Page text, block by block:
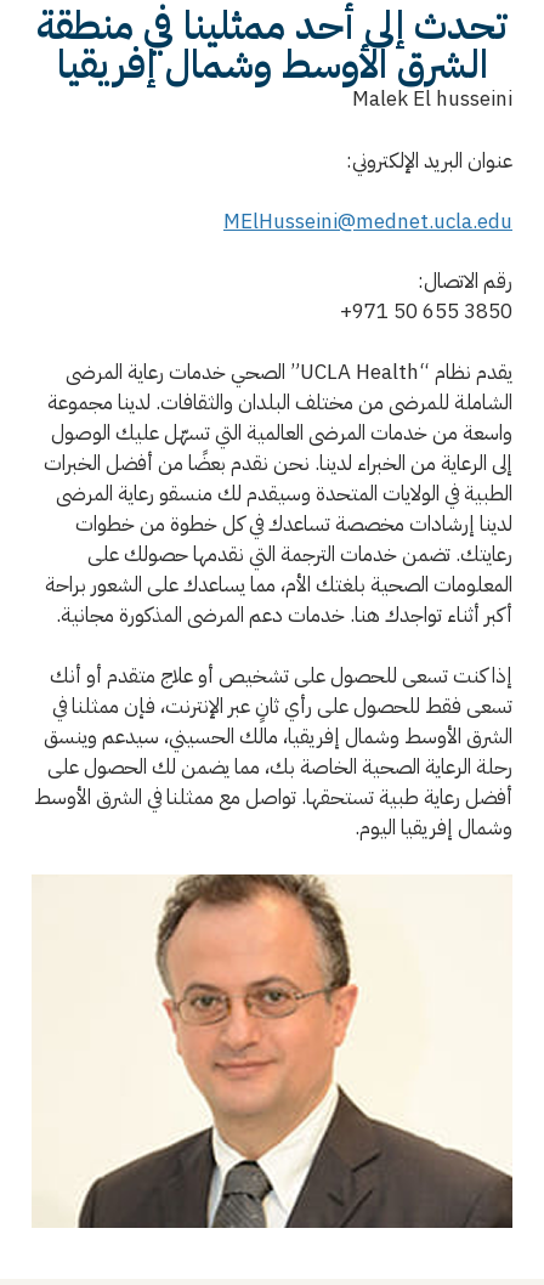
تحدث إلى أحد ممثلينا في منطقة
الشرق الأوسط وشمال إفريقيا
Malek El husseini
عنوان البريد الإلكتروني:
MElHusseini@mednet.ucla.edu
رقم الاتصال:
+971 50 655 3850
يقدم نظام “UCLA Health” الصحي خدمات رعاية المرضى
الشاملة للمرضى من مختلف البلدان والثقافات. لدينا مجموعة
واسعة من خدمات المرضى العالمية التي تسهّل عليك الوصول
إلى الرعاية من الخبراء لدينا. نحن نقدم بعضًا من أفضل الخبرات
الطبية في الولايات المتحدة وسيقدم لك منسقو رعاية المرضى
لدينا إرشادات مخصصة تساعدك في كل خطوة من خطوات
رعايتك. تضمن خدمات الترجمة التي نقدمها حصولك على
المعلومات الصحية بلغتك الأم، مما يساعدك على الشعور براحة
أكبر أثناء تواجدك هنا. خدمات دعم المرضى المذكورة مجانية.
إذا كنت تسعى للحصول على تشخيص أو علاج متقدم أو أنك
تسعى فقط للحصول على رأي ثانٍ عبر الإنترنت، فإن ممثلنا في
الشرق الأوسط وشمال إفريقيا، مالك الحسيني، سيدعم وينسق
رحلة الرعاية الصحية الخاصة بك، مما يضمن لك الحصول على
أفضل رعاية طبية تستحقها. تواصل مع ممثلنا في الشرق الأوسط
وشمال إفريقيا اليوم.